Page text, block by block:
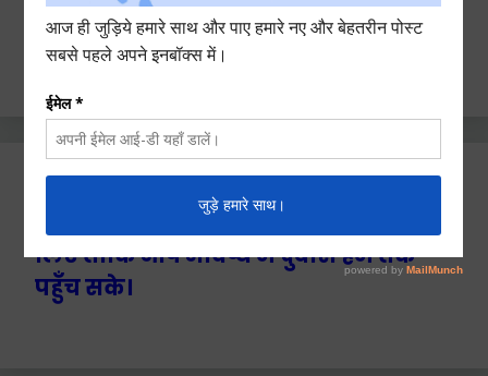
Search
for:
Ctrl+D दबाएँ हमे बुकमार्क / सेव करने के
लिए ताकि आप भविष्य में दुबारा हम तक
पहुँच सके।